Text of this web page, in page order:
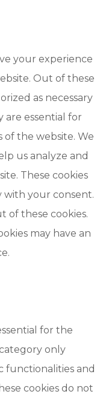
your experience
Out of these
as necessary
are essential for
the website. We
us analyze and
These cookies
with your consent.
of these cookies.
may have an
for the
only
functionalities and
cookies do not